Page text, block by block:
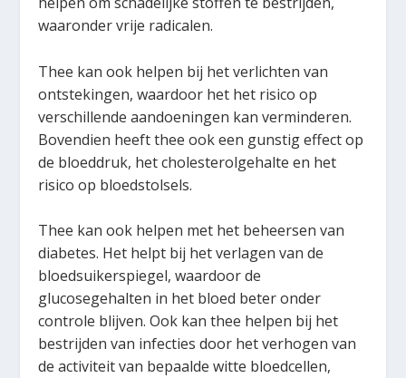
waaronder vrije radicalen.
Thee kan ook helpen bij het verlichten van
ontstekingen, waardoor het het risico op
verschillende aandoeningen kan verminderen.
Bovendien heeft thee ook een gunstig effect op
de bloeddruk, het cholesterolgehalte en het
risico op bloedstolsels.
Thee kan ook helpen met het beheersen van
diabetes. Het helpt bij het verlagen van de
bloedsuikerspiegel, waardoor de
glucosegehalten in het bloed beter onder
controle blijven. Ook kan thee helpen bij het
bestrijden van infecties door het verhogen van
de activiteit van bepaalde witte bloedcellen,